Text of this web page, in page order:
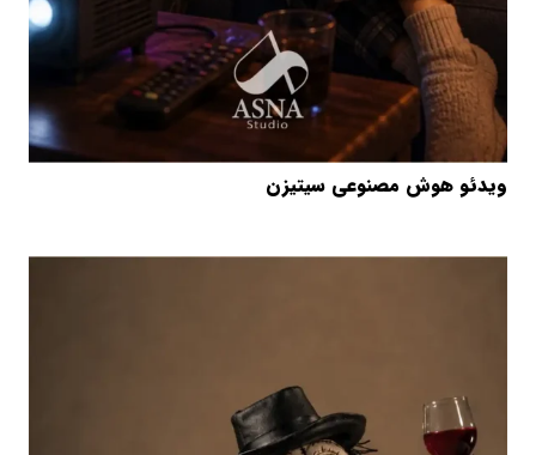
ویدئو هوش مصنوعی سیتیزن